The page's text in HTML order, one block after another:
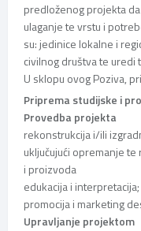
predloženog projekta
ulaganje te vrstu i
su: jedinice lokalne i
civilnog društva te uredi
U sklopu ovog Poziva,
Priprema studijske i
Provedba projekta
rekonstrukcija i/ili
uključujući opremanje
i proizvoda
edukacija i interpretacija;
promocija i marketing
Upravljanje projektom